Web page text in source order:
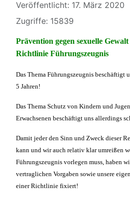
Veröffentlicht: 17. März 2020
Zugriffe: 15839
Prävention gegen sexuelle
Richtlinie Führungszeugnis
Das Thema Führungszeugnis beschäftigt
5 Jahren!
Das Thema Schutz von Kindern und
Erwachsenen beschäftigt uns allerdings
Damit jeder den Sinn und Zweck dieser
kann und wir auch relativ klar umreißen
Führungszeugnis vorlegen muss, haben
vertraglichen Vorgaben sowie unsere
einer Richtlinie fixiert!